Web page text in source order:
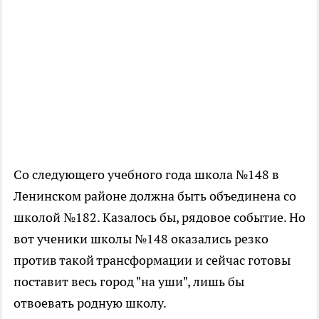
Со следующего учебного года школа №148 в
Ленинском районе должна быть объединена со
школой №182. Казалось бы, рядовое событие. Но
вот ученики школы №148 оказались резко
против такой трансформации и сейчас готовы
поставит весь город "на уши", лишь бы
отвоевать родную школу.